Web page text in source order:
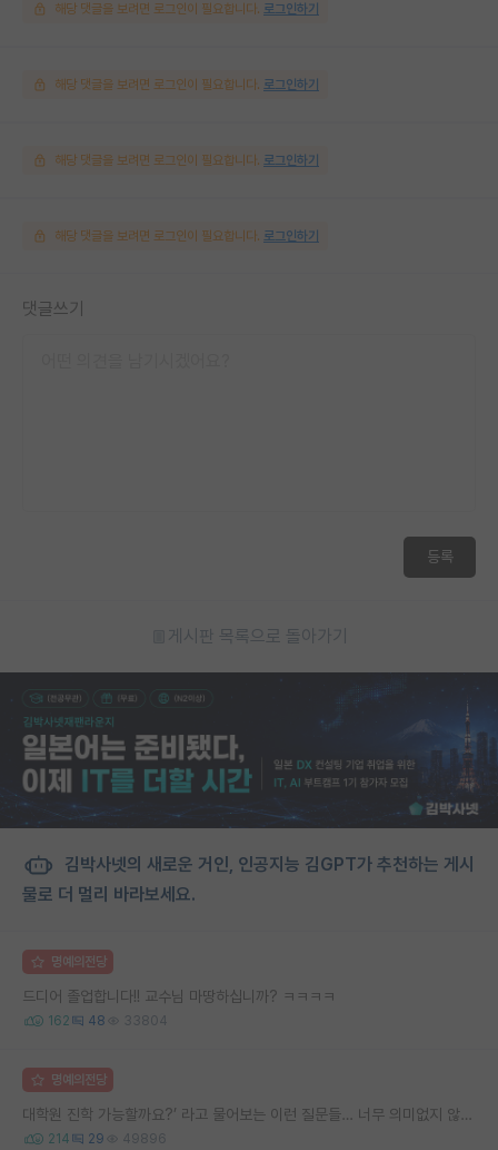
해당 댓글을 보려면 로그인이 필요합니다. 로그인하기
해당 댓글을 보려면 로그인이 필요합니다. 로그인하기
해당 댓글을 보려면 로그인이 필요합니다. 로그인하기
해당 댓글을 보려면 로그인이 필요합니다. 로그인하기
댓글쓰기
등록
게시판 목록으로 돌아가기
김박사넷의 새로운 거인, 인공지능 김GPT가 추천하는 게시
물로 더 멀리 바라보세요.
명예의전당
드디어 졸업합니다!! 교수님 마땅하십니까? ㅋㅋㅋㅋ
162 48 33804
명예의전당
대학원 진학 가능할까요?’ 라고 물어보는 이런 질문들… 너무 의미없지 않나요?
214 29 49896